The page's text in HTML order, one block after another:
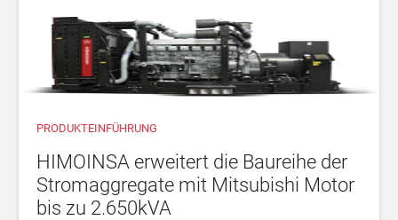
PRODUKTEINFÜHRUNG
HIMOINSA erweitert die Baureihe der
Stromaggregate mit Mitsubishi Motor
bis zu 2.650kVA